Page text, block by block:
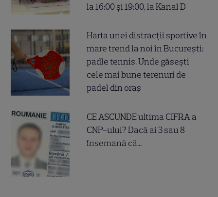
la 16:00 și 19:00, la Kanal D
Harta unei distracții sportive în
mare trend la noi în București:
padle tennis. Unde găsești
cele mai bune terenuri de
padel din oraș
CE ASCUNDE ultima CIFRA a
CNP-ului? Dacă ai 3 sau 8
însemană că...